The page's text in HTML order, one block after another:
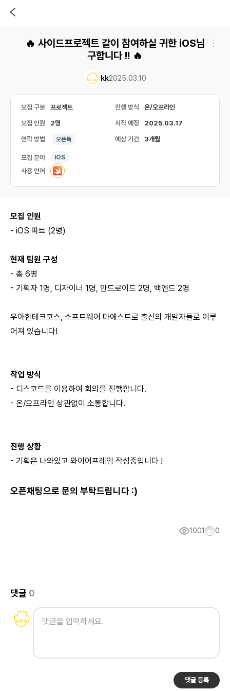
🔥 사이드프로젝트 같이 참여하실 귀한 iOS님
구합니다 !! 🔥
kk2025.03.10
모집 구분 프로젝트 진행 방식 온/오프라인
모집 인원 2명 시작 예정 2025.03.17
연락 방법 오픈톡 예상 기간 3개월
모집 분야 IOS
사용 언어
모집 인원
- iOS 파트 (2명)
현재 팀원 구성
- 총 6명
- 기획자 1명, 디자이너 1명, 안드로이드 2명, 백엔드 2명
우아한테크코스, 소프트웨어 마에스트로 출신의 개발자들로 이루
어져 있습니다!
작업 방식
- 디스코드를 이용하여 회의를 진행합니다.
- 온/오프라인 상관없이 소통합니다.
진행 상황
- 기획은 나와있고 와이어프레임 작성중입니다 !
오픈채팅으로 문의 부탁드립니다 :)
1001 0
댓글 0
댓글 등록